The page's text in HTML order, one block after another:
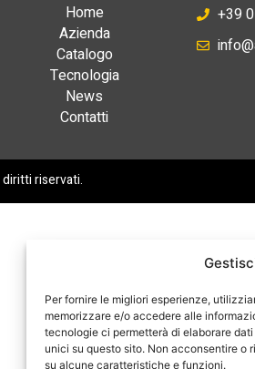
Per fornire le migliori esperienze,
memorizzare e/o accedere alle
tecnologie ci permetterà di elaborare
unici su questo sito. Non acconsentire o
su alcune caratteristiche e funzioni.
Home
Azienda
Catalogo
Tecnologia
News
Contatti
+39
riservati.